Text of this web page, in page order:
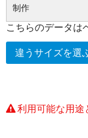
制作
こちらのデータは
違うサイズを選
利用可能な用途